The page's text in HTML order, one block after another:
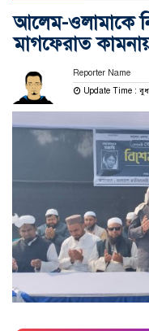
আলেম-ওলামাকে
মাগফেরাত
Reporter Name
Update Time :